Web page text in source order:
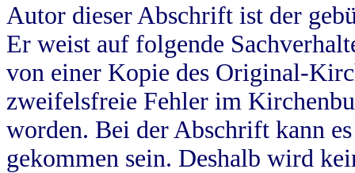
Autor dieser Abschrift ist der
Er weist auf folgende
von einer Kopie des Original-
zweifelsfreie Fehler im
worden. Bei der Abschrift kann
gekommen sein. Deshalb wird